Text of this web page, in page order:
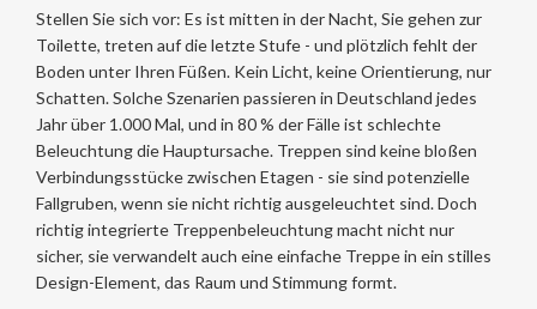
Stellen Sie sich vor: Es ist mitten in der Nacht, Sie gehen zur
Toilette, treten auf die letzte Stufe - und plötzlich fehlt der
Boden unter Ihren Füßen. Kein Licht, keine Orientierung, nur
Schatten. Solche Szenarien passieren in Deutschland jedes
Jahr über 1.000 Mal, und in 80 % der Fälle ist schlechte
Beleuchtung die Hauptursache. Treppen sind keine bloßen
Verbindungsstücke zwischen Etagen - sie sind potenzielle
Fallgruben, wenn sie nicht richtig ausgeleuchtet sind. Doch
richtig integrierte Treppenbeleuchtung macht nicht nur
sicher, sie verwandelt auch eine einfache Treppe in ein stilles
Design-Element, das Raum und Stimmung formt.